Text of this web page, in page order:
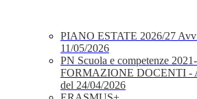
PIANO ESTATE 2026/27
11/05/2026
PN Scuola e competenze
FORMAZIONE DOCENTI -
del 24/04/2026